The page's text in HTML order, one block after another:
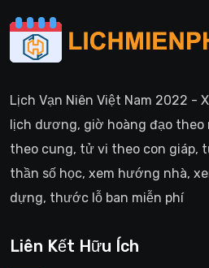
Lịch Vạn Niên Việt Nam 2022 -
lịch dương, giờ hoàng đạo theo
theo cung, tử vi theo con giáp,
thần số học, xem hướng nhà,
dựng, thước lỗ ban miễn phí
Liên Kết Hữu Ích